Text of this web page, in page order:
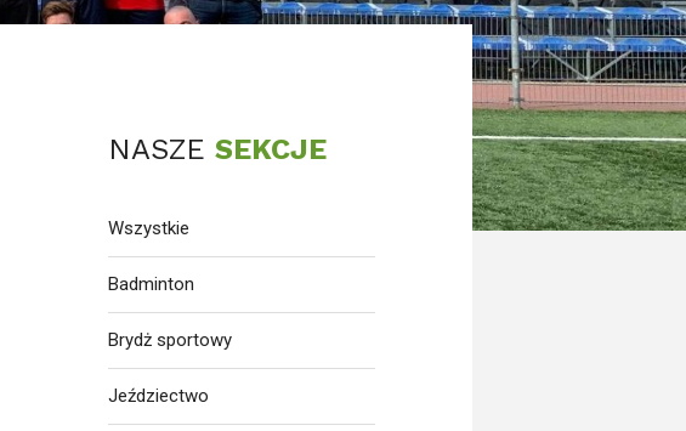
NASZESEKCJE
Wszystkie
Badminton
Brydż sportowy
Jeździectwo